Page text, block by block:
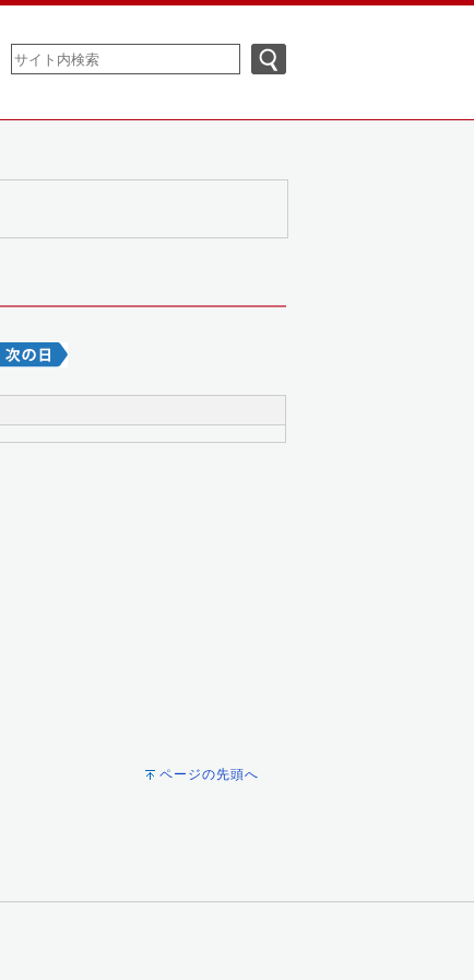
ページの先頭へ